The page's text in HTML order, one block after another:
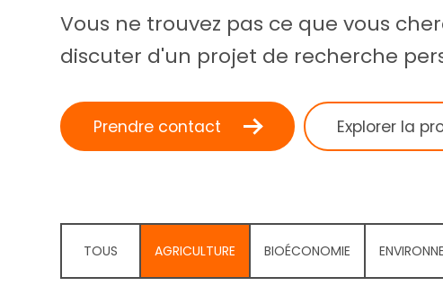
Vous ne trouvez pas ce que vous
discuter d'un projet de recherche
Prendre contact Explorer la
TOUS AGRICULTURE BIOÉCONOMIE